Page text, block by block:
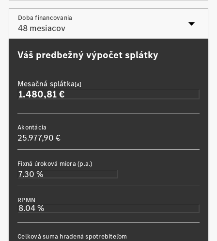
Posledná navýšená splátka
Doba financovania
Váš predbežný výpočet splátky
Mesačná splátka[a]
Akontácia
25.977,90 €
Fixná úroková miera (p.a.)
RPMN
Celková suma hradená spotrebiteľom